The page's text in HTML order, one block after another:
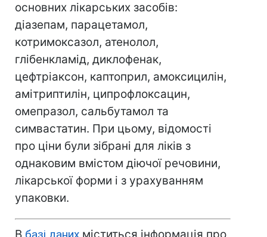
основних лікарських засобів:
діазепам, парацетамол,
котримоксазол, атенолол,
глібенкламід, диклофенак,
цефтріаксон, каптоприл, амоксицилін,
амітриптилін, ципрофлоксацин,
омепразол, сальбутамол та
симвастатин. При цьому, відомості
про ціни були зібрані для ліків з
однаковим вмістом діючої речовини,
лікарської форми і з урахуванням
упаковки.
В базі даних міститься інформація про